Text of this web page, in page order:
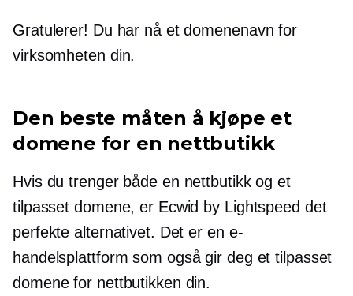
Gratulerer! Du har nå et domenenavn for
virksomheten din.
Den beste måten å kjøpe et
domene for en nettbutikk
Hvis du trenger både en nettbutikk og et
tilpasset domene, er Ecwid by Lightspeed det
perfekte alternativet. Det er en e-
handelsplattform som også gir deg et tilpasset
domene for nettbutikken din.